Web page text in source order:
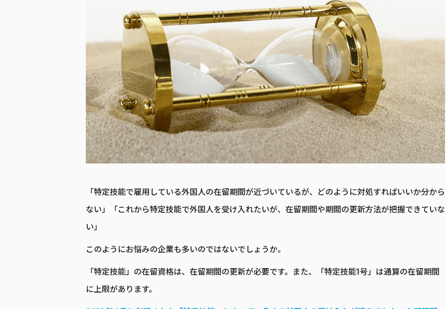
「特定技能で雇用している外国人の在留期間が近づいているが、どのように対処すればいいか分から
ない」「これから特定技能で外国人を受け入れたいが、在留期間や期間の更新方法が把握できていな
い」
このようにお悩みの企業も多いのではないでしょうか。
「特定技能」の在留資格は、在留期間の更新が必要です。また、「特定技能1号」は通算の在留期間
に上限があります。